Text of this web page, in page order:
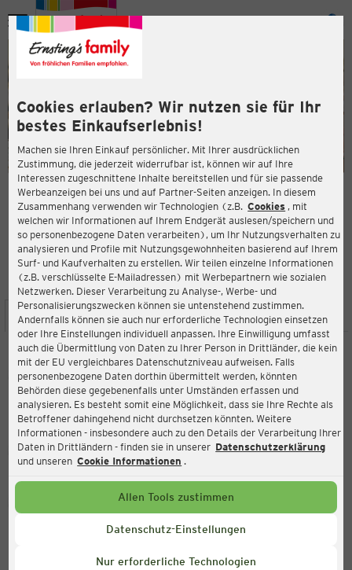
Cookies erlauben? Wir nutzen sie für Ihr
bestes Einkaufserlebnis!
Machen sie Ihren Einkauf persönlicher. Mit Ihrer ausdrücklichen
Zustimmung, die jederzeit widerrufbar ist, können wir auf Ihre
Interessen zugeschnittene Inhalte bereitstellen und für sie passende
Werbeanzeigen bei uns und auf Partner-Seiten anzeigen. In diesem
Zusammenhang verwenden wir Technologien (z.B. Cookies , mit
welchen wir Informationen auf Ihrem Endgerät auslesen/speichern und
so personenbezogene Daten verarbeiten), um Ihr Nutzungsverhalten zu
analysieren und Profile mit Nutzungsgewohnheiten basierend auf Ihrem
Surf- und Kaufverhalten zu erstellen. Wir teilen einzelne Informationen
(z.B. verschlüsselte E-Mailadressen) mit Werbepartnern wie sozialen
Netzwerken. Dieser Verarbeitung zu Analyse-, Werbe- und
Personalisierungszwecken können sie untenstehend zustimmen.
Andernfalls können sie auch nur erforderliche Technologien einsetzen
oder Ihre Einstellungen individuell anpassen. Ihre Einwilligung umfasst
auch die Übermittlung von Daten zu Ihrer Person in Drittländer, die kein
mit der EU vergleichbares Datenschutzniveau aufweisen. Falls
personenbezogene Daten dorthin übermittelt werden, könnten
Behörden diese gegebenenfalls unter Umständen erfassen und
analysieren. Es besteht somit eine Möglichkeit, dass sie Ihre Rechte als
Betroffener dahingehend nicht durchsetzen könnten. Weitere
Informationen - insbesondere auch zu den Details der Verarbeitung Ihrer
Daten in Drittländern - finden sie in unserer Datenschutzerklärung
und unseren Cookie Informationen .
Allen Tools zustimmen
Datenschutz-Einstellungen
Nur erforderliche Technologien
Menü
ERNSTING'S FAMILY FILIALE
Asterlager Straße 90
47228 Duisburg
4,4
Bewertung:
STANDORT SERVICES SORTIMENT AKTIONEN
Ernsting's family
Asterlager Straße 90, 47228 Duisburg
Aktuell:
Geschlossen
Service Hotline
+49 (0) 2546 / 98 999 98